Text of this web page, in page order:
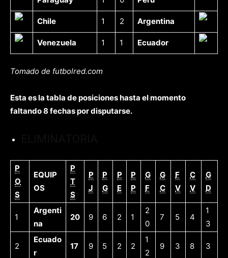
Chile 1 2 Argentina
Venezuela 1 1 Ecuador
Tomado de futbolred.com
Esta es la tabla de posiciones hasta el momento
faltando 8 fechas por disputarse.
P
O
S
EQUIP
OS
P
T
S
P
J
P
G
P
E
P
P
G
F
G
C
F
V
C
V
G
D
1
Argenti
na
20 9 6 2 1
2
0
7 5 4
1
3
2
Ecuado
r
17 9 5 2 2
1
2
9 3 8 3